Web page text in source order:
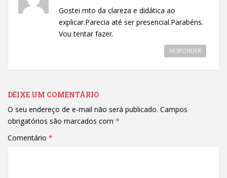
Gostei mto da clareza e didática ao
explicar.Parecia até ser presencial.Parabéns.
Vou tentar fazer.
RESPONDER
DEIXE UM COMENTÁRIO
O seu endereço de e-mail não será publicado. Campos
obrigatórios são marcados com *
Comentário *